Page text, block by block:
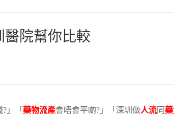
醫院幫你比較
」「 藥物流產會唔會平啲?」「深圳做人流 同